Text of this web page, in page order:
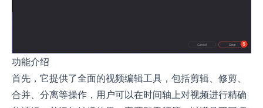
功能介绍
首先，它提供了全面的视频编辑工具，包括剪辑、修剪、
合并、分离等操作，用户可以在时间轴上对视频进行精确